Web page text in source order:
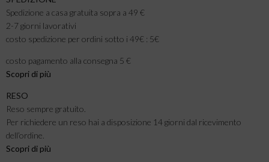
Spedizione a casa gratuita sopra a 49 €
2-7 giorni lavorativi
costo spedizione per ordini sotto i 49€ : 5€
costo pagamento alla consegna 5 €
Scopri di più
RESO
Reso sempre gratuito.
Per richiedere un reso hai a disposizione 14 giorni dal ricevimento
dell’ordine.
Scopri di più